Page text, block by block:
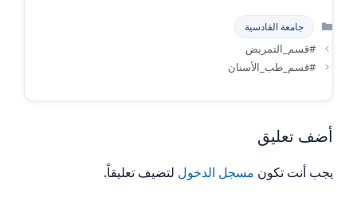
التصنيفات
جامعة القادسية
#قسم_التمريض
#قسم_طب_الأسنان
أضف تعليق
يجب أنت تكون مسجل الدخول لتضيف تعليقاً.